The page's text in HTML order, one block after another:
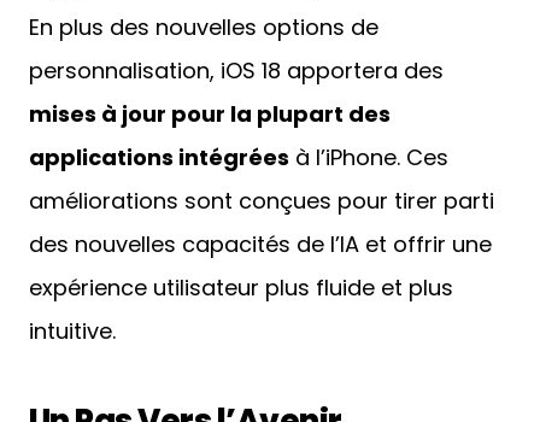
En plus des nouvelles options de
personnalisation, iOS 18 apportera des
mises à jour pour la plupart des
applications intégrées à l’iPhone. Ces
améliorations sont conçues pour tirer parti
des nouvelles capacités de l’IA et offrir une
expérience utilisateur plus fluide et plus
intuitive.